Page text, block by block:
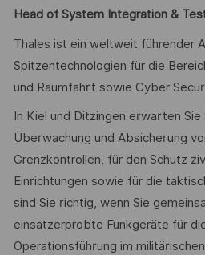
Head of System Integration &
Thales ist ein weltweit führender
Spitzentechnologien für die
und Raumfahrt sowie Cyber
In Kiel und Ditzingen erwarten
Überwachung und Absicherung
Grenzkontrollen, für den Schutz
Einrichtungen sowie für die
sind Sie richtig, wenn Sie
einsatzerprobte Funkgeräte für
Operationsführung im